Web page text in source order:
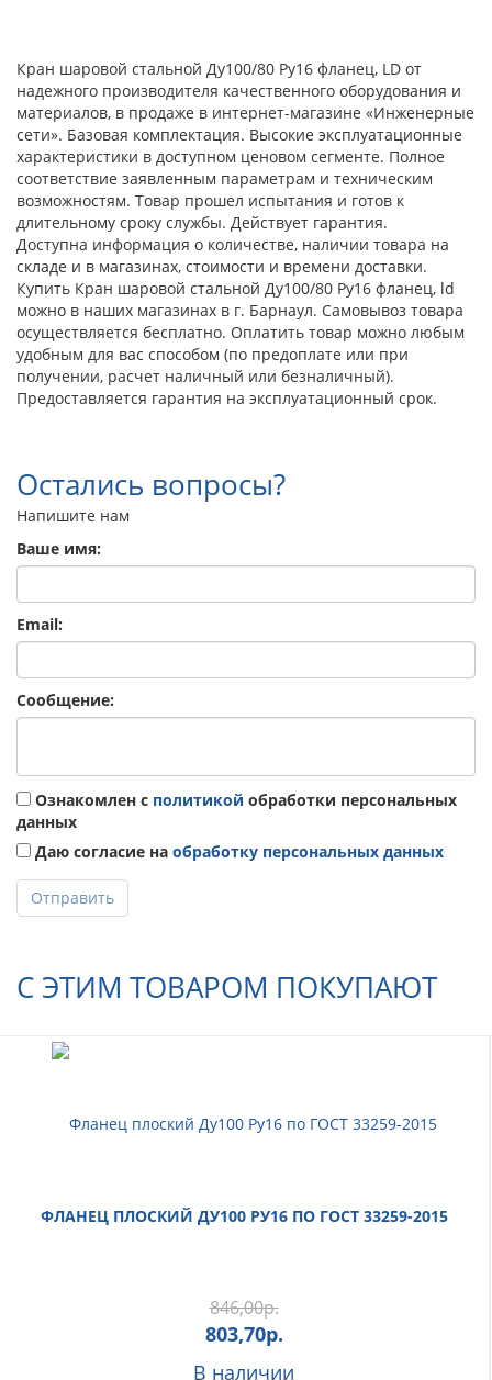
Кран шаровой стальной Ду100/80 Ру16 фланец, LD от
надежного производителя качественного оборудования и
материалов, в продаже в интернет-магазине «Инженерные
сети». Базовая комплектация. Высокие эксплуатационные
характеристики в доступном ценовом сегменте. Полное
соответствие заявленным параметрам и техническим
возможностям. Товар прошел испытания и готов к
длительному сроку службы. Действует гарантия.
Доступна информация о количестве, наличии товара на
складе и в магазинах, стоимости и времени доставки.
Купить Кран шаровой стальной Ду100/80 Ру16 фланец, ld
можно в наших магазинах в г. Барнаул. Самовывоз товара
осуществляется бесплатно. Оплатить товар можно любым
удобным для вас способом (по предоплате или при
получении, расчет наличный или безналичный).
Предоставляется гарантия на эксплуатационный срок.
Остались вопросы?
Напишите нам
Ваше имя:
Email:
Сообщение:
Ознакомлен с политикой обработки персональных
данных
Даю согласие на обработку персональных данных
Отправить
С ЭТИМ ТОВАРОМ ПОКУПАЮТ
ФЛАНЕЦ ПЛОСКИЙ ДУ100 РУ16 ПО ГОСТ 33259-2015
846,00р.
803,70р.
В наличии